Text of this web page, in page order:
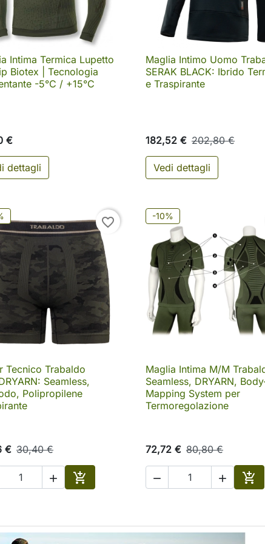
 Anteprima
Intima Termica Lupetto
Biotex | Tecnologia
-5°C / +15°C
€
dettagli
 Anteprima
Maglia Intimo Uomo
SERAK BLACK: Ibrido
e Traspirante
182,52 € 202,80 €
Vedi dettagli
favorite_border
 Anteprima
Tecnico Trabaldo
Seamless,
Polipropilene
€ 30,40 €
 
Aggiungi al carrello
-10%
 Anteprima
Maglia Intima M/M
Seamless, DRYARN,
Mapping System per
Termoregolazione
72,72 € 80,80 €
  